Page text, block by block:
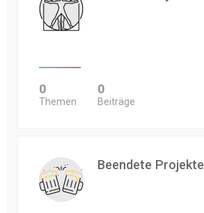
0
Themen
0
Beiträge
Beendete Projekte